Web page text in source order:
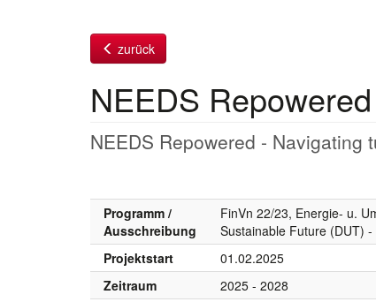
zurück
NEEDS Repowered
NEEDS Repowered -
Programm /
Ausschreibung
FinVn 22/23, Energie- u.
Sustainable Future (DUT)
Projektstart 01.02.2025
Zeitraum
2025 - 2028